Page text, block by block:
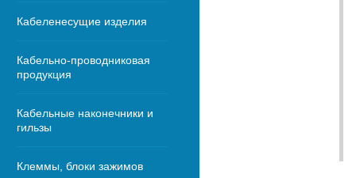
Кабеленесущие изделия
Кабельно-проводниковая
продукция
Кабельные наконечники и
гильзы
Клеммы, блоки зажимов